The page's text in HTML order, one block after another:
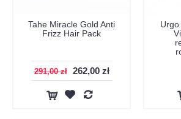
Tahe Miracle Gold Anti
Frizz Hair Pack
291,00 zł 262,00 zł